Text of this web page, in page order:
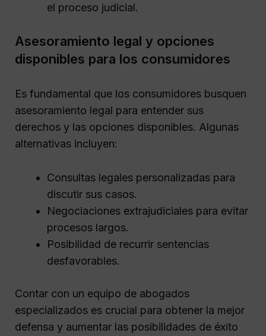
el proceso judicial.
Asesoramiento legal y opciones
disponibles para los consumidores
Es fundamental que los consumidores busquen
asesoramiento legal para entender sus
derechos y las opciones disponibles. Algunas
alternativas incluyen:
Consultas legales personalizadas para
discutir sus casos.
Negociaciones extrajudiciales para evitar
procesos largos.
Posibilidad de recurrir sentencias
desfavorables.
Contar con un equipo de abogados
especializados es crucial para obtener la mejor
defensa y aumentar las posibilidades de éxito